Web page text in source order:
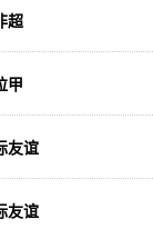
超
甲
友谊
友谊